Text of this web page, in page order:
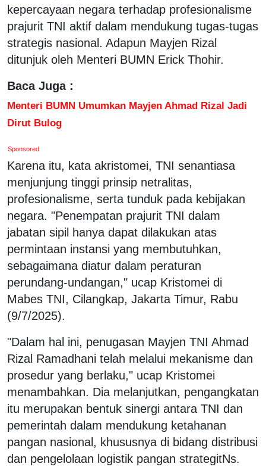
kepercayaan negara terhadap profesionalisme
prajurit TNI aktif dalam mendukung tugas-tugas
strategis nasional. Adapun Mayjen Rizal
ditunjuk oleh Menteri BUMN Erick Thohir.
Baca Juga :
Menteri BUMN Umumkan Mayjen Ahmad Rizal Jadi
Dirut Bulog
Sponsored
Karena itu, kata akristomei, TNI senantiasa
menjunjung tinggi prinsip netralitas,
profesionalisme, serta tunduk pada kebijakan
negara. "Penempatan prajurit TNI dalam
jabatan sipil hanya dapat dilakukan atas
permintaan instansi yang membutuhkan,
sebagaimana diatur dalam peraturan
perundang-undangan," ucap Kristomei di
Mabes TNI, Cilangkap, Jakarta Timur, Rabu
(9/7/2025).
"Dalam hal ini, penugasan Mayjen TNI Ahmad
Rizal Ramadhani telah melalui mekanisme dan
prosedur yang berlaku," ucap Kristomei
menambahkan. Dia melanjutkan, pengangkatan
itu merupakan bentuk sinergi antara TNI dan
pemerintah dalam mendukung ketahanan
pangan nasional, khususnya di bidang distribusi
dan pengelolaan logistik pangan strategitNs.